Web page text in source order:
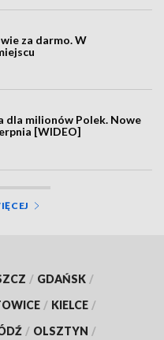
za darmo. W
dla milionów Polek. Nowe
[WIDEO]
/ GDAŃSK /
/ KIELCE /
/ OLSZTYN /